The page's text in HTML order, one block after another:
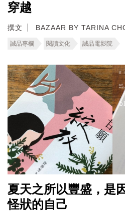
穿越
撰文 BAZAAR BY TARINA
誠品專欄 閱讀文化 誠品電影院
夏天之所以豐盛，是
怪狀的自己